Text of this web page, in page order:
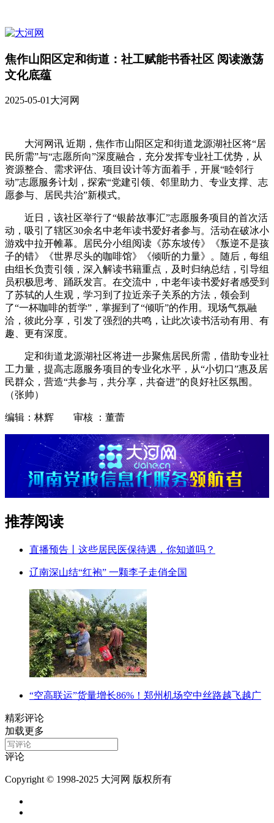
焦作山阳区定和街道：社工赋能书香社区 阅读激荡
文化底蕴
2025-05-01大河网
大河网讯 近期，焦作市山阳区定和街道龙源湖社区将“居
民所需”与“志愿所向”深度融合，充分发挥专业社工优势，从
资源整合、需求评估、项目设计等方面着手，开展“睦邻行
动”志愿服务计划，探索“党建引领、邻里助力、专业支撑、志
愿参与、居民共治”新模式。
近日，该社区举行了“银龄故事汇”志愿服务项目的首次活
动，吸引了辖区30余名中老年读书爱好者参与。活动在破冰小
游戏中拉开帷幕。居民分小组阅读《苏东坡传》《叛逆不是孩
子的错》《世界尽头的咖啡馆》《倾听的力量》。随后，每组
由组长负责引领，深入解读书籍重点，及时归纳总结，引导组
员积极思考、踊跃发言。在交流中，中老年读书爱好者感受到
了苏轼的人生观，学习到了拉近亲子关系的方法，领会到
了“一杯咖啡的哲学”，掌握到了“倾听”的作用。现场气氛融
洽，彼此分享，引发了强烈的共鸣，让此次读书活动有用、有
趣、更有深度。
定和街道龙源湖社区将进一步聚焦居民所需，借助专业社
工力量，提高志愿服务项目的专业化水平，从“小切口”惠及居
民群众，营造“共参与，共分享，共奋进”的良好社区氛围。
（张帅）
编辑：林辉 审核 ：董蕾
推荐阅读
直播预告丨这些居民医保待遇，你知道吗？
辽南深山结“红袍” 一颗李子走俏全国
“空高联运”货量增长86%！郑州机场空中丝路越飞越广
精彩评论
加载更多
评论
Copyright © 1998-2025 大河网 版权所有